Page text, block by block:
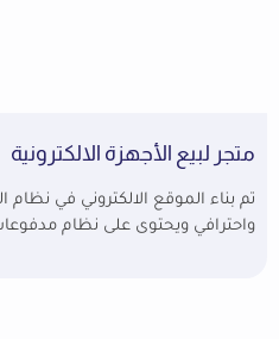
متجر لبيع الأجهزة الالكترونية
تم بناء الموقع الالكتروني في
واحترافي ويحتوى على نظام